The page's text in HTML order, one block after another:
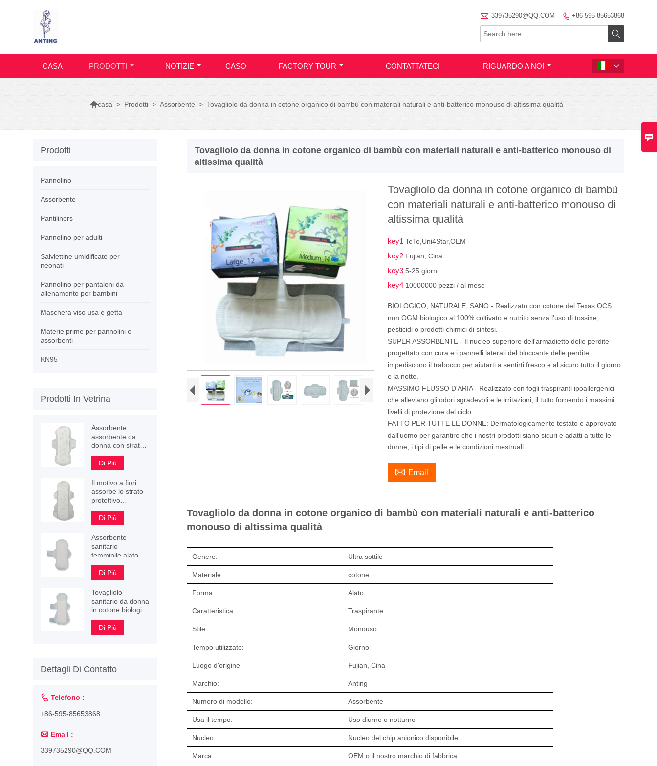

 339735290@QQ.COM  +86-595-85653868

CASA PRODOTTI NOTIZIE CASO FACTORY TOUR CONTATTATECI RIGUARDO A NOI 
casa > Prodotti > Assorbente > Tovagliolo da donna in cotone organico di bambù con materiali naturali e anti-batterico monouso di altissima qualità
Tovagliolo da donna in cotone organico di bambù con materiali naturali e anti-batterico monouso di
altissima qualità
Tovagliolo da donna in cotone organico di bambù
con materiali naturali e anti-batterico monouso di
altissima qualità
key1TeTe,Uni4Star,OEM
key2 Fujian, Cina
key35-25 giorni
key4 10000000 pezzi / al mese
BIOLOGICO, NATURALE, SANO - Realizzato con cotone del Texas OCS
non OGM biologico al 100% coltivato e nutrito senza l'uso di tossine,
pesticidi o prodotti chimici di sintesi.
SUPER ASSORBENTE - Il nucleo superiore dell'armadietto delle perdite
progettato con cura e i pannelli laterali del bloccante delle perdite
impediscono il trabocco per aiutarti a sentirti fresco e al sicuro tutto il giorno
e la notte.
MASSIMO FLUSSO D'ARIA - Realizzato con fogli traspiranti ipoallergenici
che alleviano gli odori sgradevoli e le irritazioni, il tutto fornendo i massimi
livelli di protezione del ciclo.
FATTO PER TUTTE LE DONNE: Dermatologicamente testato e approvato
dall'uomo per garantire che i nostri prodotti siano sicuri e adatti a tutte le
donne, i tipi di pelle e le condizioni mestruali.
 Email
Tovagliolo da donna in cotone organico di bambù con materiali naturali e anti-batterico
monouso di altissima qualità
Genere: Ultra sottile
Materiale: cotone
Forma: Alato
Caratteristica: Traspirante
Stile: Monouso
Tempo utilizzato: Giorno
Luogo d'origine: Fujian, Cina
Marchio: Anting
Numero di modello: Assorbente
Usa il tempo: Uso diurno o notturno
Nucleo: Nucleo del chip anionico disponibile
Marca: OEM o il nostro marchio di fabbrica
Prodotti
Pannolino
Assorbente
Pantiliners
Pannolino per adulti
Salviettine umidificate per
neonati
Pannolino per pantaloni da
allenamento per bambini
Maschera viso usa e getta
Materie prime per pannolini e
assorbenti
KN95
Prodotti In Vetrina
Assorbente
assorbente da
donna con strato
protettivo
assorbente
stampato a fiori
Di Più
Il motivo a fiori
assorbe lo strato
protettivo
assorbente
assorbente 245
mm 290 mm 340
mm
Di Più
Assorbente
sanitario
femminile alato
con superficie
perlata 3D
Di Più
Tovagliolo
sanitario da donna
in cotone biologico
di ottima qualità
Di Più
Dettagli Di Contatto
 Telefono :
+86-595-85653868
 Email :
339735290@QQ.COM